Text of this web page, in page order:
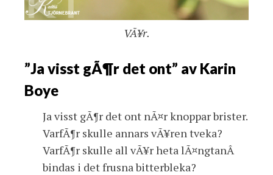
VÃ¥r.
”Ja visst gÃ¶r det ont” av Karin
Boye
Ja visst gÃ¶r det ont nÃ¤r knoppar brister.
VarfÃ¶r skulle annars vÃ¥ren tveka?
VarfÃ¶r skulle all vÃ¥r heta lÃ¤ngtanÂ
bindas i det frusna bitterbleka?